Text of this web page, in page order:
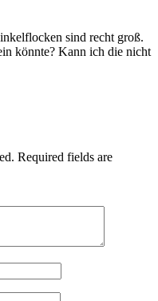
sind recht groß.
könnte? Kann ich die nicht
Required fields are